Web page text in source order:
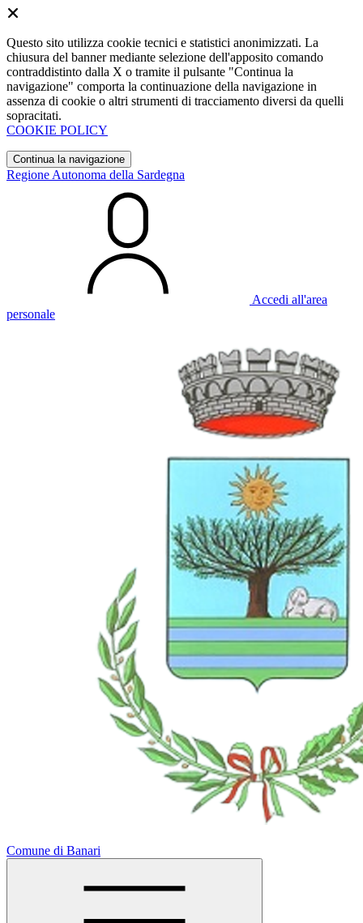
Questo sito utilizza cookie tecnici e statistici anonimizzati. La
chiusura del banner mediante selezione dell'apposito comando
contraddistinto dalla X o tramite il pulsante "Continua la
navigazione" comporta la continuazione della navigazione in
assenza di cookie o altri strumenti di tracciamento diversi da quelli
sopracitati.
COOKIE POLICY
Continua la navigazione
Regione Autonoma della Sardegna
Accedi all'area
personale
Comune di Banari